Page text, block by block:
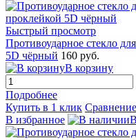
Быстрый просмотр
Противоударное стекло
5D чёрный 160 руб.
В корзину
Подробнее
Купить в 1 клик Сравнение
В избранное